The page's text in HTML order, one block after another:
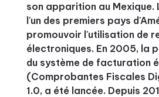
son apparition au Mexique.
l'un des premiers pays
promouvoir l'utilisation de
électroniques. En 2005, la
du système de facturation
(Comprobantes Fiscales
1.0, a été lancée. Depuis